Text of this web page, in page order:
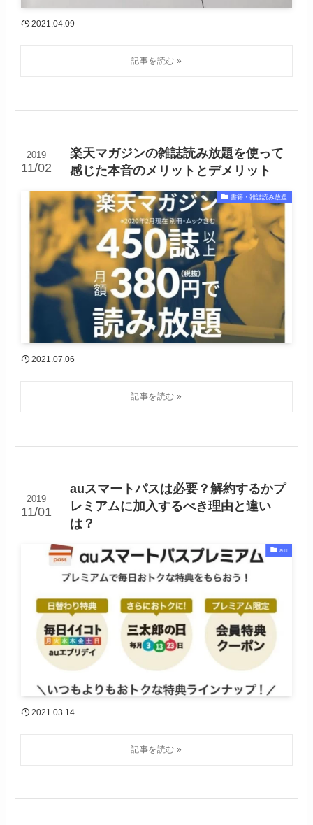
2021.04.09
楽天マガジンの雑誌読み放題を使って
感じた本音のメリットとデメリット
2019
11/02
書籍・雑誌読み放題
2021.07.06
auスマートパスは必要？解約するかプ
レミアムに加入するべき理由と違い
は？
2019
11/01
au
2021.03.14